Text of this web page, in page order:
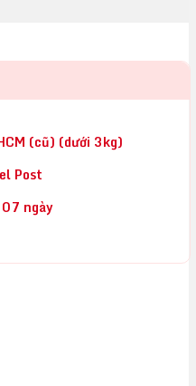
(cũ) (dưới 3kg)
Post
ngày